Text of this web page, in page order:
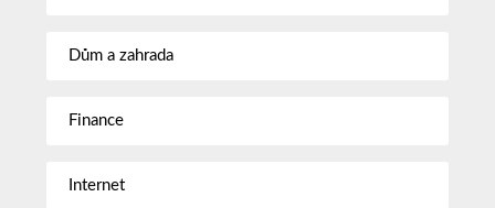
Dům a zahrada
Finance
Internet